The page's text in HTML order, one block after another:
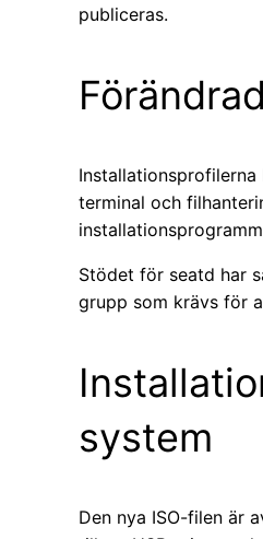
publiceras.
terminal och
Stödet för seatd har
grupp som krävs för
system
Den nya ISO-filen är